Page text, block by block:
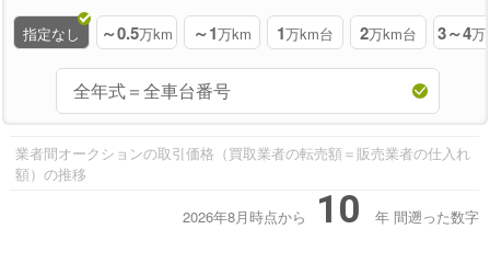
指定なし ～0.5万km ～1万km 1万km台 2万km台 3～4万
業者間オークションの取引価格（買取業者の転売額＝販売業者の仕入れ
額）の推移
2026年8月時点から 10 年 間遡った数字